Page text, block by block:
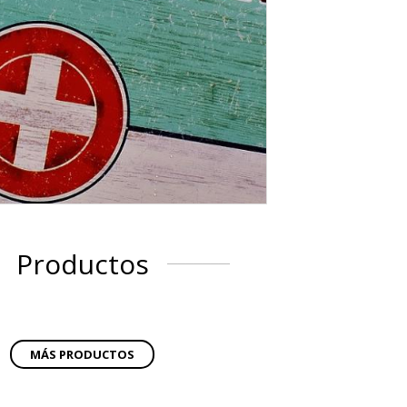
Productos
MÁS PRODUCTOS